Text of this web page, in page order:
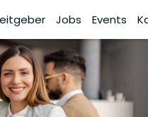
Jobs Events